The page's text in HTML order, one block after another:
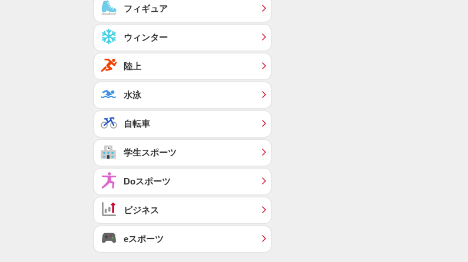
フィギュア
ウィンター
陸上
水泳
自転車
学生スポーツ
Doスポーツ
ビジネス
eスポーツ